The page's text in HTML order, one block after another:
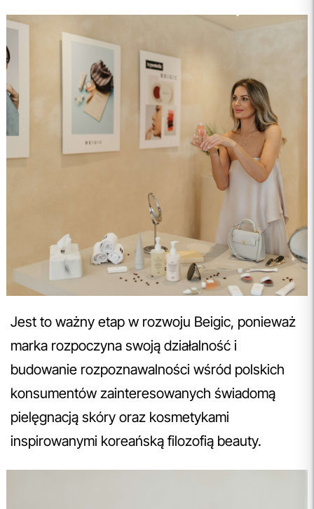
Jest to ważny etap w rozwoju Beigic, ponieważ
marka rozpoczyna swoją działalność i
budowanie rozpoznawalności wśród polskich
konsumentów zainteresowanych świadomą
pielęgnacją skóry oraz kosmetykami
inspirowanymi koreańską filozofią beauty.